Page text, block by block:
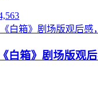
白箱》剧场版观